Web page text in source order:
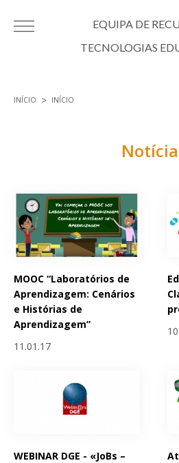
EQUIPA DE
TECNOLOGIAS
INÍCIO INÍCIO
MOOC “Laboratórios de
Aprendizagem: Cenários
e Histórias de
Aprendizagem”
11.01.17
WEBINAR DGE - «JoBs –
Páginas